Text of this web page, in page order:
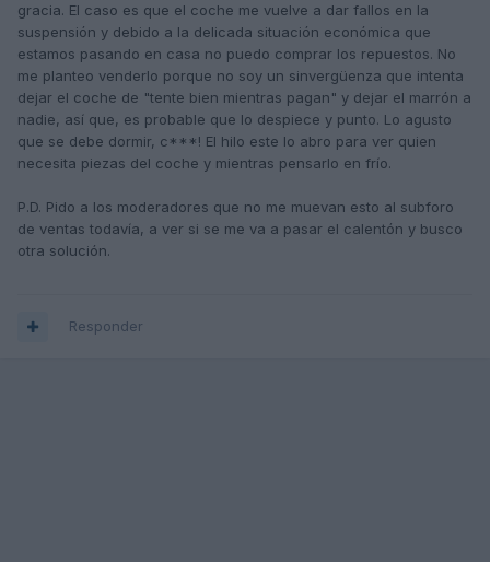
gracia. El caso es que el coche me vuelve a dar fallos en la
suspensión y debido a la delicada situación económica que
estamos pasando en casa no puedo comprar los repuestos. No
me planteo venderlo porque no soy un sinvergüenza que intenta
dejar el coche de "tente bien mientras pagan" y dejar el marrón a
nadie, así que, es probable que lo despiece y punto. Lo agusto
que se debe dormir, c***! El hilo este lo abro para ver quien
necesita piezas del coche y mientras pensarlo en frío.
P.D. Pido a los moderadores que no me muevan esto al subforo
de ventas todavía, a ver si se me va a pasar el calentón y busco
otra solución.
Responder